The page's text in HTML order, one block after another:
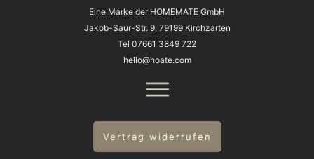
Eine Marke der HOMEMATE GmbH
Jakob-Saur-Str. 9, 79199 Kirchzarten
Tel 07661 3849 722
hello@hoate.com
Vertrag widerrufen